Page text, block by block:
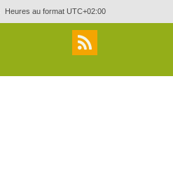
Heures au format UTC+02:00